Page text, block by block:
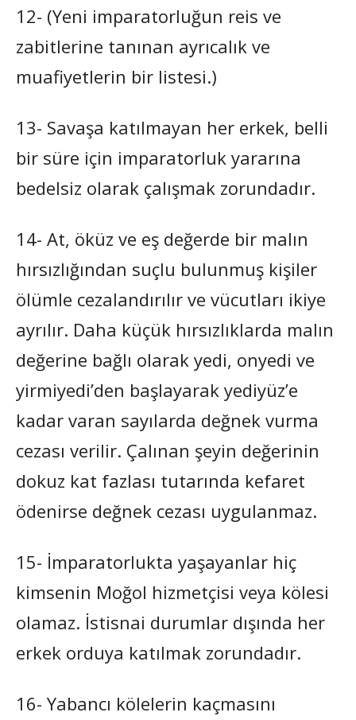
12- (Yeni imparatorluğun reis ve
zabitlerine tanınan ayrıcalık ve
muafiyetlerin bir listesi.)
13- Savaşa katılmayan her erkek, belli
bir süre için imparatorluk yararına
bedelsiz olarak çalışmak zorundadır.
14- At, öküz ve eş değerde bir malın
hırsızlığından suçlu bulunmuş kişiler
ölümle cezalandırılır ve vücutları ikiye
ayrılır. Daha küçük hırsızlıklarda malın
değerine bağlı olarak yedi, onyedi ve
yirmiyedi’den başlayarak yediyüz’e
kadar varan sayılarda değnek vurma
cezası verilir. Çalınan şeyin değerinin
dokuz kat fazlası tutarında kefaret
ödenirse değnek cezası uygulanmaz.
15- İmparatorlukta yaşayanlar hiç
kimsenin Moğol hizmetçisi veya kölesi
olamaz. İstisnai durumlar dışında her
erkek orduya katılmak zorundadır.
16- Yabancı kölelerin kaçmasını